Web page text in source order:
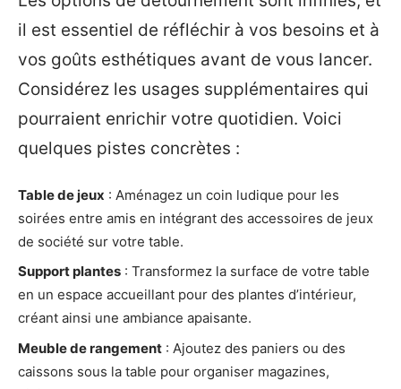
il est essentiel de réfléchir à vos besoins et à
vos goûts esthétiques avant de vous lancer.
Considérez les usages supplémentaires qui
pourraient enrichir votre quotidien. Voici
quelques pistes concrètes :
Table de jeux : Aménagez un coin ludique pour les
soirées entre amis en intégrant des accessoires de jeux
de société sur votre table.
Support plantes : Transformez la surface de votre table
en un espace accueillant pour des plantes d’intérieur,
créant ainsi une ambiance apaisante.
Meuble de rangement : Ajoutez des paniers ou des
caissons sous la table pour organiser magazines,